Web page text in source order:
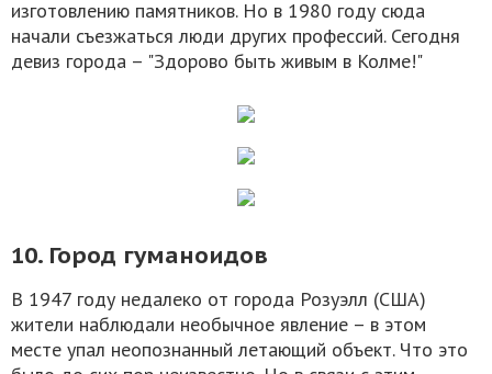
изготовлению памятников. Но в 1980 году сюда
начали съезжаться люди других профессий. Сегодня
девиз города – "Здорово быть живым в Колме!"
10. Город гуманоидов
В 1947 году недалеко от города Розуэлл (США)
жители наблюдали необычное явление – в этом
месте упал неопознанный летающий объект. Что это